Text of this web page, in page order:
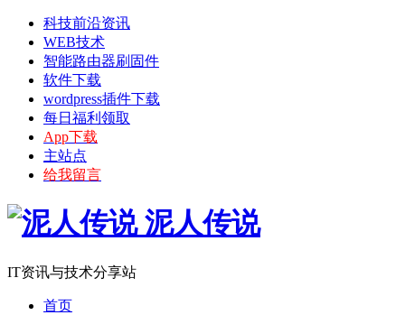
科技前沿资讯
WEB技术
智能路由器刷固件
软件下载
wordpress插件下载
每日福利领取
App下载
主站点
给我留言
泥人传说
IT资讯与技术分享站
首页